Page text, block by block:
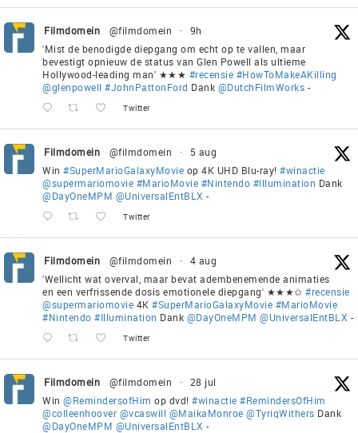
Filmdomein @filmdomein ·
9h
'Mist de benodigde diepgang om echt op te vallen, maar
bevestigt opnieuw de status van Glen Powell als ultieme
Hollywood-leading man' ★★★ #recensie #HowToMakeAKilling
@glenpowell #JohnPattonFord Dank @DutchFilmWorks -
Twitter
Filmdomein @filmdomein ·
5 aug
Win #SuperMarioGalaxyMovie op 4K UHD Blu-ray! #winactie
@supermariomovie #MarioMovie #Nintendo #Illumination Dank
@DayOneMPM @UniversalEntBLX -
Twitter
Filmdomein @filmdomein ·
4 aug
'Wellicht wat overval, maar bevat adembenemende animaties
en een verfrissende dosis emotionele diepgang' ★★★✩ #recensie
@supermariomovie 4K #SuperMarioGalaxyMovie #MarioMovie
#Nintendo #Illumination Dank @DayOneMPM @UniversalEntBLX -
Twitter
Filmdomein @filmdomein ·
28 jul
Win @RemindersofHim op dvd! #winactie #RemindersOfHim
@colleenhoover @vcaswill @MaikaMonroe @TyriqWithers Dank
@DayOneMPM @UniversalEntBLX -